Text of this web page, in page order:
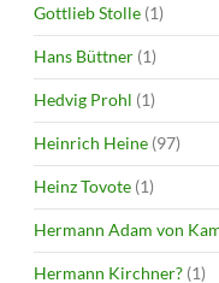
Gottlieb Stolle (1)
Hans Büttner (1)
Hedvig Prohl (1)
Heinrich Heine (97)
Heinz Tovote (1)
Hermann Adam von
Hermann Kirchner? (1)